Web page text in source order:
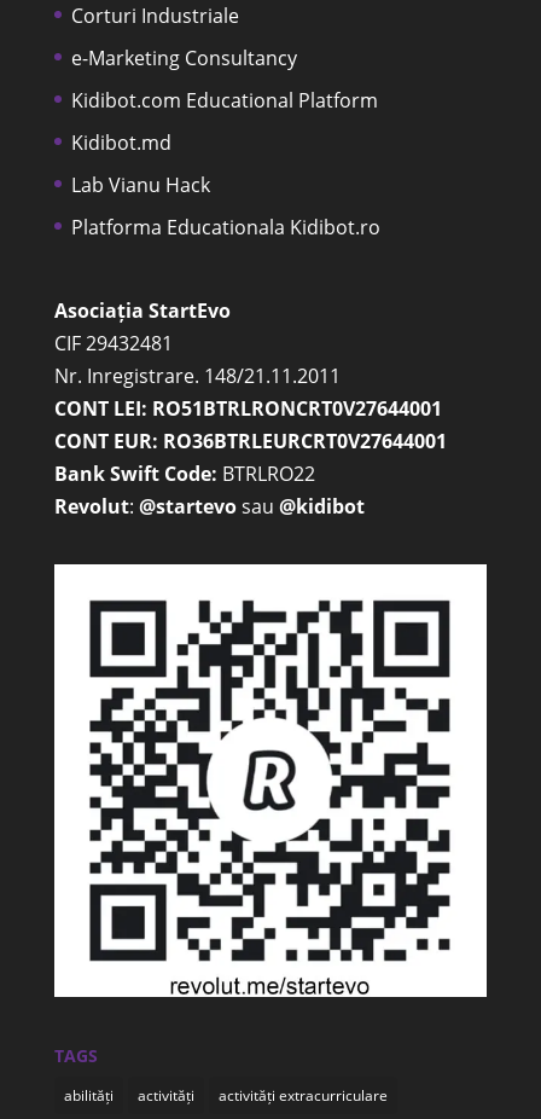
Corturi Industriale
e-Marketing Consultancy
Kidibot.com Educational Platform
Kidibot.md
Lab Vianu Hack
Platforma Educationala Kidibot.ro
Asociația StartEvo
CIF 29432481
Nr. Inregistrare. 148/21.11.2011
CONT LEI: RO51BTRLRONCRT0V27644001
CONT EUR: RO36BTRLEURCRT0V27644001
Bank Swift Code: BTRLRO22
Revolut: @startevosau @kidibot
TAGS
abilități activități activități extracurriculare